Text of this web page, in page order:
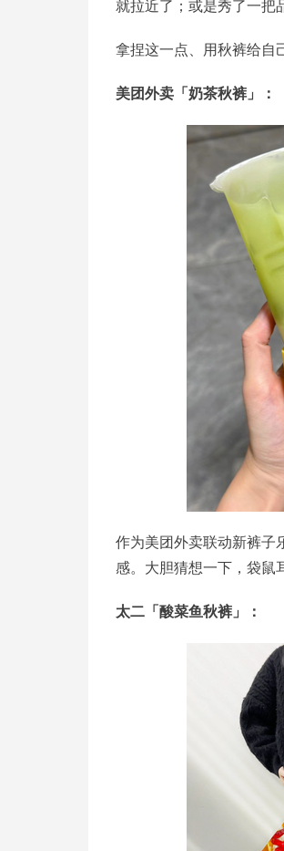
就拉近了；或是秀了一把
拿捏这一点、用秋裤给自
美团外卖「奶茶秋裤」：
作为美团外卖联动新裤子
感。大胆猜想一下，袋鼠
太二「酸菜鱼秋裤」：